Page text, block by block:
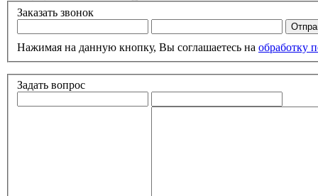
Заказать звонок
Нажимая на данную кнопку, Вы соглашаетесь на обработку
Задать вопрос